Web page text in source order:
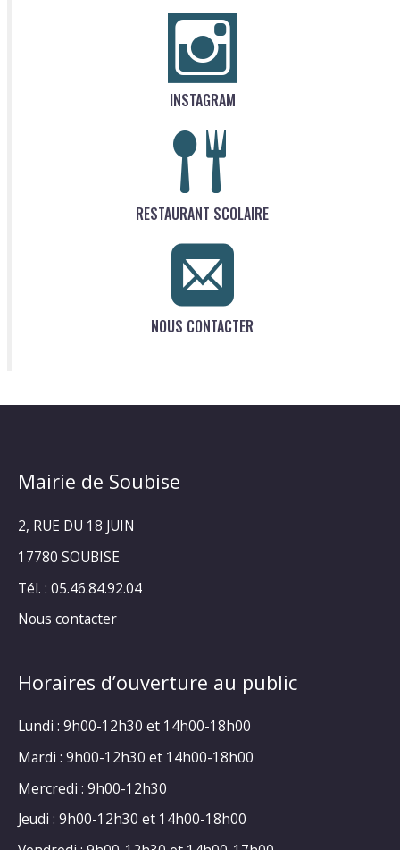
INSTAGRAM
RESTAURANT SCOLAIRE
NOUS CONTACTER
Mairie de Soubise
2, RUE DU 18 JUIN
17780 SOUBISE
Tél. : 05.46.84.92.04
Nous contacter
Horaires d’ouverture au public
Lundi : 9h00-12h30 et 14h00-18h00
Mardi : 9h00-12h30 et 14h00-18h00
Mercredi : 9h00-12h30
Jeudi : 9h00-12h30 et 14h00-18h00